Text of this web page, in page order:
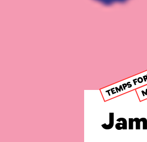
TEMPS